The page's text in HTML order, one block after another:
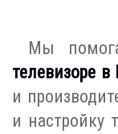
Мы
телевизоре в
и
и настройку